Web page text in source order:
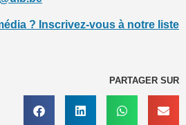
? Inscrivez-vous à notre liste
PARTAGER SUR